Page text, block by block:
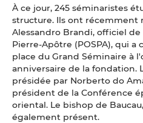
À ce jour, 245 séminaristes
structure. Ils ont récemment
Alessandro Brandi, officiel
Pierre-Apôtre (POSPA), qui a
place du Grand Séminaire à
anniversaire de la fondation.
présidée par Norberto do
président de la Conférence
oriental. Le bishop de
également présent.